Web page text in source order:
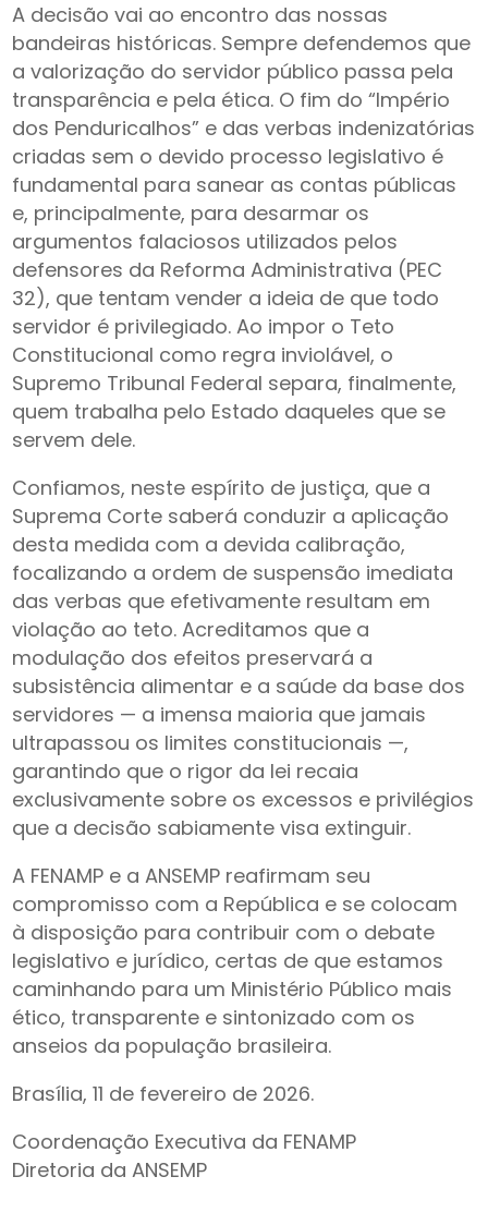
A decisão vai ao encontro das nossas
bandeiras históricas. Sempre defendemos que
a valorização do servidor público passa pela
transparência e pela ética. O fim do “Império
dos Penduricalhos” e das verbas indenizatórias
criadas sem o devido processo legislativo é
fundamental para sanear as contas públicas
e, principalmente, para desarmar os
argumentos falaciosos utilizados pelos
defensores da Reforma Administrativa (PEC
32), que tentam vender a ideia de que todo
servidor é privilegiado. Ao impor o Teto
Constitucional como regra inviolável, o
Supremo Tribunal Federal separa, finalmente,
quem trabalha pelo Estado daqueles que se
servem dele.
Confiamos, neste espírito de justiça, que a
Suprema Corte saberá conduzir a aplicação
desta medida com a devida calibração,
focalizando a ordem de suspensão imediata
das verbas que efetivamente resultam em
violação ao teto. Acreditamos que a
modulação dos efeitos preservará a
subsistência alimentar e a saúde da base dos
servidores — a imensa maioria que jamais
ultrapassou os limites constitucionais —,
garantindo que o rigor da lei recaia
exclusivamente sobre os excessos e privilégios
que a decisão sabiamente visa extinguir.
A FENAMP e a ANSEMP reafirmam seu
compromisso com a República e se colocam
à disposição para contribuir com o debate
legislativo e jurídico, certas de que estamos
caminhando para um Ministério Público mais
ético, transparente e sintonizado com os
anseios da população brasileira.
Brasília, 11 de fevereiro de 2026.
Coordenação Executiva da FENAMP
Diretoria da ANSEMP